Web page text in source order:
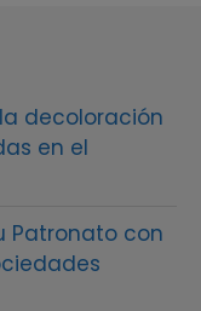
decoloración
en el
Patronato con